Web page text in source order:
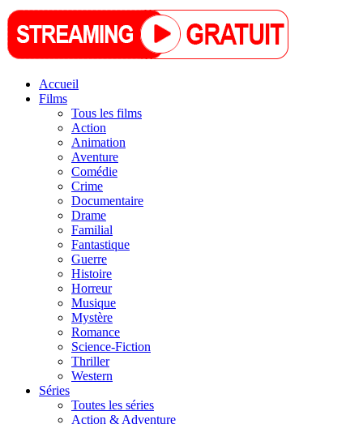
Accueil
Films
Tous les films
Action
Animation
Aventure
Comédie
Crime
Documentaire
Drame
Familial
Fantastique
Guerre
Histoire
Horreur
Musique
Mystère
Romance
Science-Fiction
Thriller
Western
Séries
Toutes les séries
Action & Adventure